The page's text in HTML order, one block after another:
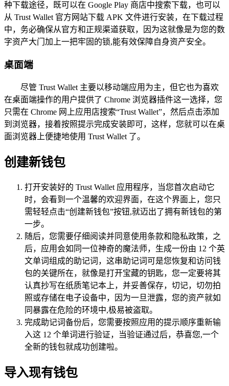
种下载途径，既可以在 Google Play 商店中搜索下载，也可以
从 Trust Wallet 官方网站下载 APK 文件进行安装，在下载过程
中，务必确保从官方和正规渠道获取，因为这就像是为您的数
字资产大门加上一把牢固的锁,能有效保障自身资产安全。
桌面端
尽管 Trust Wallet 主要以移动端应用为主，但它也为喜欢
在桌面端操作的用户提供了 Chrome 浏览器插件这一选择，您
只需在 Chrome 网上应用店搜索“Trust Wallet”，然后点击添加
到浏览器，接着按照提示完成安装即可，这样，您就可以在桌
面浏览器上便捷地使用 Trust Wallet 了。
创建新钱包
打开安装好的 Trust Wallet 应用程序，当您首次启动它
时，会看到一个温馨的欢迎界面，在这个界面上，您只
需轻轻点击“创建新钱包”按钮,就迈出了拥有新钱包的第
一步。
随后，您需要仔细阅读并同意使用条款和隐私政策，之
后，应用会如同一位神奇的魔法师，生成一份由 12 个英
文单词组成的助记词，这串助记词可是您恢复和访问钱
包的关键所在，就像是打开宝藏的钥匙，您一定要将其
认真抄写在纸质笔记本上，并妥善保存，切记，切勿拍
照或存储在电子设备中，因为一旦泄露，您的资产就如
同暴露在危险的环境中,极易被盗取。
完成助记词备份后，您需要按照应用的提示顺序重新输
入这 12 个单词进行验证，当验证通过后，恭喜您,一个
全新的钱包就成功创建啦。
导入现有钱包